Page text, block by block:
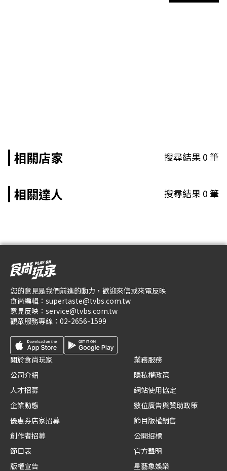
相關店家 搜尋結果0筆
相關達人 搜尋結果0筆
您的意見是我們前進的動力，歡迎來信或來電反映
食尚編輯： supertaste@tvbs.com.tw
意見反映： service@tvbs.com.tw
觀眾服務專線： 02-2656-1599
關於食尚玩家
公司介紹
人才招募
企業動態
優惠券店家招募
創作者招募
節目表
版權宣告
業務服務
隱私權政策
網站使用協定
數位廣告與贊助政策
節目版權銷售
公開招標
官方聲明
星藝象娛樂